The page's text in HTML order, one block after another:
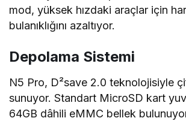
mod, yüksek hızdaki araçlar için
bulanıklığını azaltıyor.
Depolama Sistemi
N5 Pro, D²save 2.0 teknolojisiyle
sunuyor. Standart MicroSD kart
64GB dâhili eMMC bellek